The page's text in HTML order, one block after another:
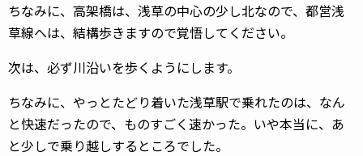
ちなみに、高架橋は、浅草の中心の少し北なので、都営浅
草線へは、結構歩きますので覚悟してください。
次は、必ず川沿いを歩くようにします。
ちなみに、やっとたどり着いた浅草駅で乗れたのは、なん
と快速だったので、ものすごく速かった。いや本当に、あ
と少しで乗り越しするところでした。